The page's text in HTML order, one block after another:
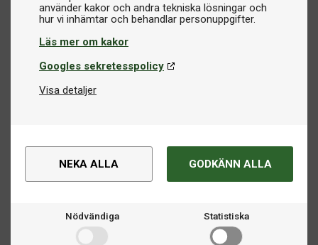
använder kakor och andra tekniska lösningar och
Läs mer om kakor
Googles sekretesspolicy
Visa detaljer
NEKA ALLA GODKÄNN ALLA
Nödvändiga Statistiska